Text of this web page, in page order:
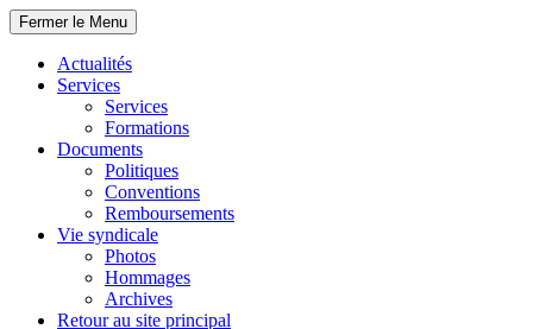
Fermer le Menu
Actualités
Services
Services
Formations
Documents
Politiques
Conventions
Remboursements
Vie syndicale
Photos
Hommages
Archives
Retour au site principal